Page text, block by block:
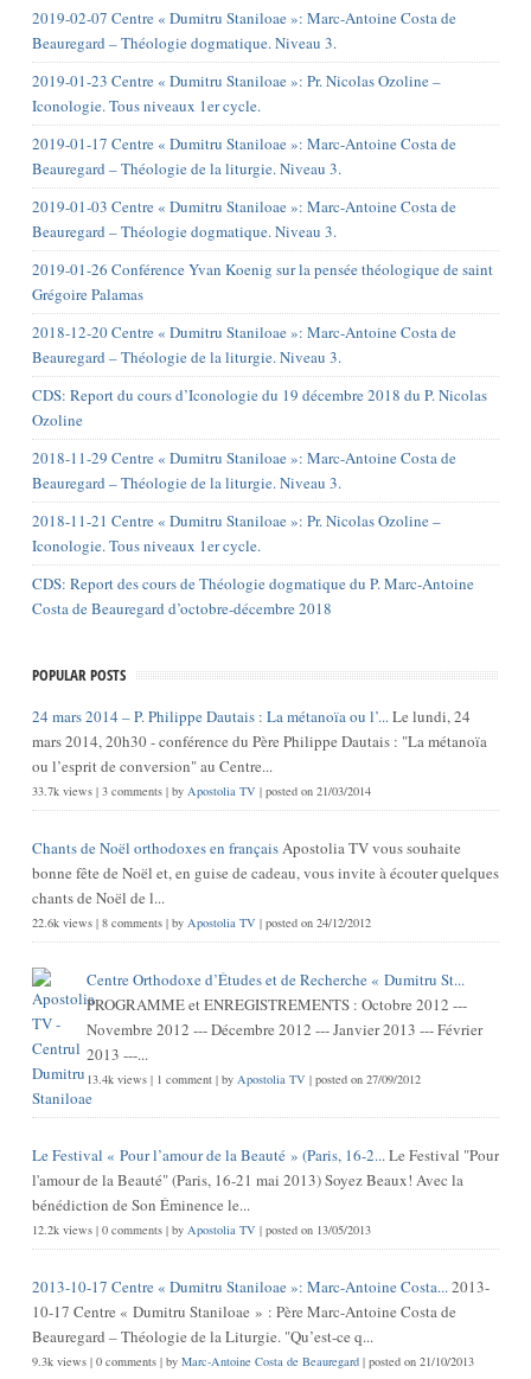
2019-02-07 Centre « Dumitru Staniloae »: Marc-Antoine Costa de
Beauregard – Théologie dogmatique. Niveau 3.
2019-01-23 Centre « Dumitru Staniloae »: Pr. Nicolas Ozoline –
Iconologie. Tous niveaux 1er cycle.
2019-01-17 Centre « Dumitru Staniloae »: Marc-Antoine Costa de
Beauregard – Théologie de la liturgie. Niveau 3.
2019-01-03 Centre « Dumitru Staniloae »: Marc-Antoine Costa de
Beauregard – Théologie dogmatique. Niveau 3.
2019-01-26 Conférence Yvan Koenig sur la pensée théologique de saint
Grégoire Palamas
2018-12-20 Centre « Dumitru Staniloae »: Marc-Antoine Costa de
Beauregard – Théologie de la liturgie. Niveau 3.
CDS: Report du cours d’Iconologie du 19 décembre 2018 du P. Nicolas
Ozoline
2018-11-29 Centre « Dumitru Staniloae »: Marc-Antoine Costa de
Beauregard – Théologie de la liturgie. Niveau 3.
2018-11-21 Centre « Dumitru Staniloae »: Pr. Nicolas Ozoline –
Iconologie. Tous niveaux 1er cycle.
CDS: Report des cours de Théologie dogmatique du P. Marc-Antoine
Costa de Beauregard d’octobre-décembre 2018
POPULAR POSTS
24 mars 2014 – P. Philippe Dautais : La métanoïa ou l’...Le lundi, 24
mars 2014, 20h30 - conférence du Père Philippe Dautais : "La métanoïa
ou l’esprit de conversion" au Centre...
33.7k views| 3 comments| by Apostolia TV | posted on 21/03/2014
Chants de Noël orthodoxes en françaisApostolia TV vous souhaite
bonne fête de Noël et, en guise de cadeau, vous invite à écouter quelques
chants de Noël de l...
22.6k views| 8 comments| by Apostolia TV | posted on 24/12/2012
Centre Orthodoxe d’Études et de Recherche « Dumitru St...
PROGRAMME et ENREGISTREMENTS : Octobre 2012 ---
Novembre 2012 --- Décembre 2012 --- Janvier 2013 --- Février
2013 ---...
13.4k views| 1 comment| by Apostolia TV | posted on 27/09/2012
Le Festival « Pour l’amour de la Beauté » (Paris, 16-2...Le Festival "Pour
l'amour de la Beauté" (Paris, 16-21 mai 2013) Soyez Beaux! Avec la
bénédiction de Son Éminence le...
12.2k views| 0 comments| by Apostolia TV | posted on 13/05/2013
2013-10-17 Centre « Dumitru Staniloae »: Marc-Antoine Costa...2013-
10-17 Centre « Dumitru Staniloae » : Père Marc-Antoine Costa de
Beauregard – Théologie de la Liturgie. "Qu’est-ce q...
9.3k views| 0 comments| by Marc-Antoine Costa de Beauregard| posted on 21/10/2013